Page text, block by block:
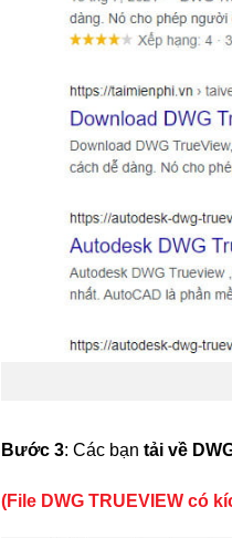
Bước 3: Các bạn tải về
(File DWG TRUEVIEW có